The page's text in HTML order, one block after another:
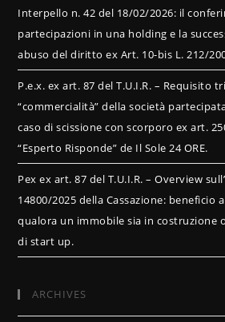
Interpello n. 42 del 18/02/2026: il
partecipazioni in una holding e la
abuso del diritto ex Art. 10-bis L. 212/
P.e.x. ex art. 87 del T.U.I.R. – Requisito
“commercialità” della società
caso di scissione con scorporo ex art.
“Esperto Risponde” de Il Sole 24 ORE.
Pex ex art. 87 del T.U.I.R. – Overview
14800/2025 della Cassazione: beneficio
qualora un immobile sia in costruzione
di start up.
ARCHIVES